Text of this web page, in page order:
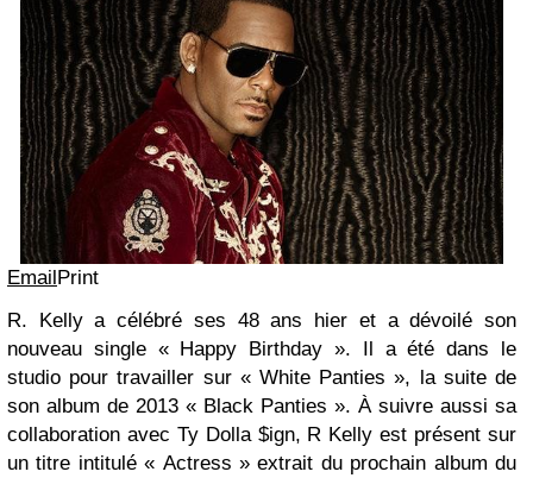
EmailPrint
R. Kelly a célébré ses 48 ans hier et a dévoilé son
nouveau single « Happy Birthday ». Il a été dans le
studio pour travailler sur « White Panties », la suite de
son album de 2013 « Black Panties ». À suivre aussi sa
collaboration avec Ty Dolla $ign, R Kelly est présent sur
un titre intitulé « Actress » extrait du prochain album du